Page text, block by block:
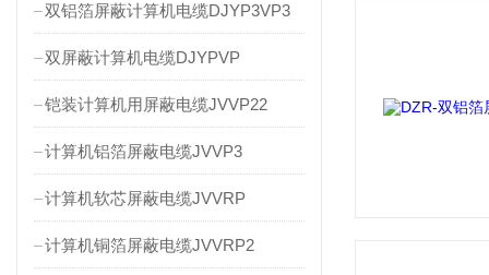
双铝箔屏蔽计算机电缆DJYP3VP3
双屏蔽计算机电缆DJYPVP
铠装计算机用屏蔽电缆JVVP22
计算机铝箔屏蔽电缆JVVP3
计算机软芯屏蔽电缆JVVRP
计算机铜箔屏蔽电缆JVVRP2